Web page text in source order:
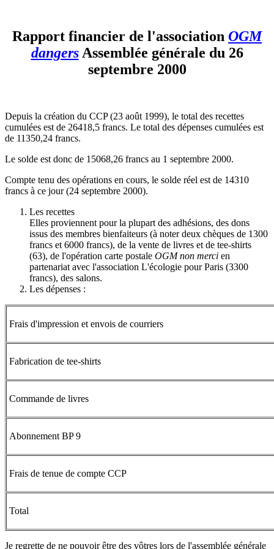
Rapport financier de l'association OGM
dangersAssemblée générale du 26
septembre 2000
Depuis la création du CCP (23 août 1999), le total des recettes
cumulées est de 26418,5 francs. Le total des dépenses cumulées est
de 11350,24 francs.
Le solde est donc de 15068,26 francs au 1 septembre 2000.
Compte tenu des opérations en cours, le solde réel est de 14310
francs à ce jour (24 septembre 2000).
Les recettes
Elles proviennent pour la plupart des adhésions, des dons
issus des membres bienfaiteurs (à noter deux chèques de 1300
francs et 6000 francs), de la vente de livres et de tee-shirts
(63), de l'opération carte postale OGM non merci en
partenariat avec l'association L'écologie pour Paris (3300
francs), des salons.
Les dépenses :
Frais d'impression et envois de courriers
Fabrication de tee-shirts
Commande de livres
Abonnement BP 9
Frais de tenue de compte CCP
Total
Je regrette de ne pouvoir être des vôtres lors de l'assemblée générale